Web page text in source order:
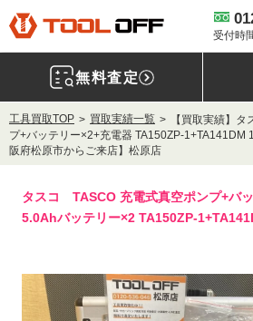
受付時
無料査定
工具買取TOP 買取実績一覧
【買取実績】
プ+バッテリー×2+充電器 TA150ZP-1+TA141DM
阪府松原市からご来店】松原店
タスコ TASCO 充電式真空ポンプ+バ
5.0Ahバッテリー×2 TA150ZP-